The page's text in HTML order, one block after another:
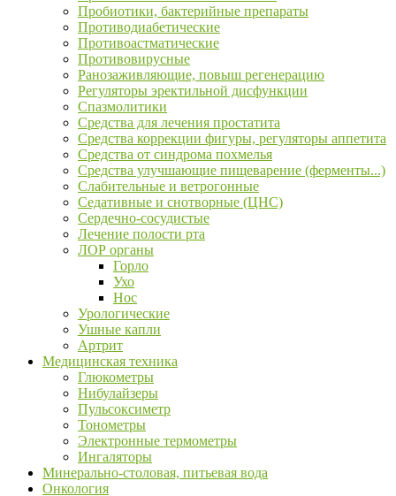
Пробиотики, бактерийные препараты
Противодиабетические
Противоастматические
Противовирусные
Ранозаживляющие, повыш регенерацию
Регуляторы эректильной дисфункции
Спазмолитики
Средства для лечения простатита
Средства коррекции фигуры, регуляторы аппетита
Средства от синдрома похмелья
Средства улучшающие пищеварение (ферменты...)
Слабительные и ветрогонные
Седативные и снотворные (ЦНС)
Сердечно-сосудистые
Лечение полости рта
ЛОР органы
Горло
Ухо
Нос
Урологические
Ушные капли
Артрит
Медицинская техника
Глюкометры
Нибулайзеры
Пульсоксиметр
Тонометры
Электронные термометры
Ингаляторы
Минерально-столовая, питьевая вода
Онкология